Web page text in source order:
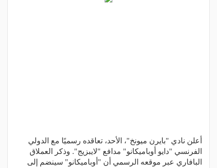
أعلن نادي "بايرن ميونخ"، الأحد، تعاقده رسميًا مع الدولي
الفرنسي "دايو أوباميكانو" مدافع "لايبزيج". وذكر العملاق
البافاري عبر موقعه الرسمي أن "أوباميكانو" سينضم إلى